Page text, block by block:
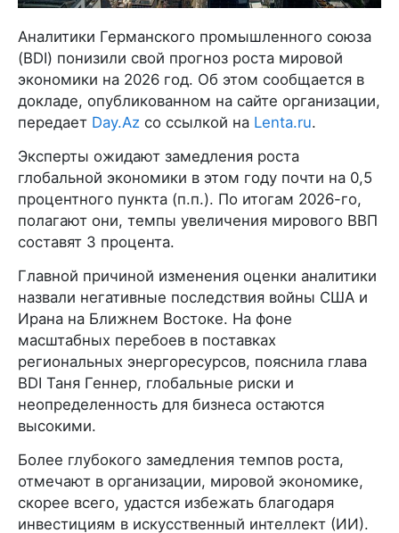
Аналитики Германского промышленного союза
(BDI) понизили свой прогноз роста мировой
экономики на 2026 год. Об этом сообщается в
докладе, опубликованном на сайте организации,
передает Day.Az со ссылкой на Lenta.ru.
Эксперты ожидают замедления роста
глобальной экономики в этом году почти на 0,5
процентного пункта (п.п.). По итогам 2026-го,
полагают они, темпы увеличения мирового ВВП
составят 3 процента.
Главной причиной изменения оценки аналитики
назвали негативные последствия войны США и
Ирана на Ближнем Востоке. На фоне
масштабных перебоев в поставках
региональных энергоресурсов, пояснила глава
BDI Таня Геннер, глобальные риски и
неопределенность для бизнеса остаются
высокими.
Более глубокого замедления темпов роста,
отмечают в организации, мировой экономике,
скорее всего, удастся избежать благодаря
инвестициям в искусственный интеллект (ИИ).